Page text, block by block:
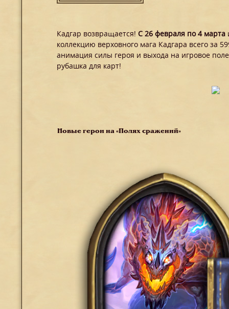
Кадгар возвращается!С 26 февраля по 4 марта
коллекцию верховного мага Кадгара всего за
анимация силы героя и выхода на игровое
рубашка для карт!
Новые герои на «Полях сражений»